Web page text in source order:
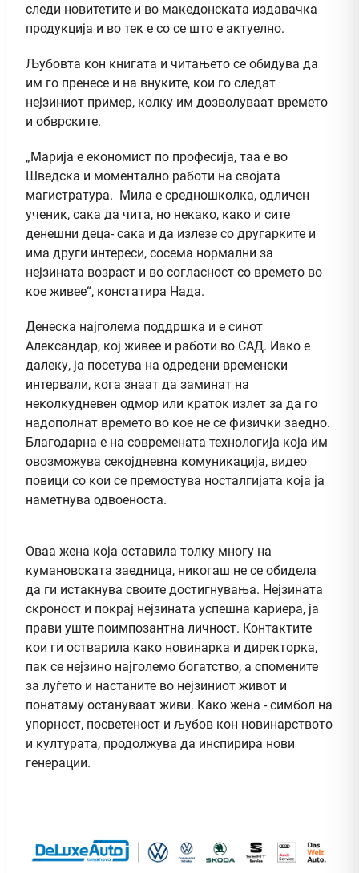
следи новитетите и во македонската издавачка
продукција и во тек е со се што е актуелно.
Љубовта кон книгата и читањето се обидува да
им го пренесе и на внуките, кои го следат
нејзиниот пример, колку им дозволуваат времето
и обврските.
„Марија е економист по професија, таа е во
Шведска и моментално работи на својата
магистратура. Мила е средношколка, одличен
ученик, сака да чита, но некако, како и сите
денешни деца- сака и да излезе со другарките и
има други интереси, сосема нормални за
нејзината возраст и во согласност со времето во
кое живее“, констатира Нада.
Денеска најголема поддршка и е синот
Александар, кој живее и работи во САД. Иако е
далеку, ја посетува на одредени временски
интервали, кога знаат да заминат на
неколкудневен одмор или краток излет за да го
надополнат времето во кое не се физички заедно.
Благодарна е на современата технологија која им
овозможува секојдневна комуникација, видео
повици со кои се премостува носталгијата која ја
наметнува одвоеноста.
Оваа жена која оставила толку многу на
кумановската заедница, никогаш не се обидела
да ги истакнува своите достигнувања. Нејзината
скроност и покрај нејзината успешна кариера, ја
прави уште поимпозантна личност. Контактите
кои ги остварила како новинарка и директорка,
пак се нејзино најголемо богатство, а спомените
за луѓето и настаните во нејзиниот живот и
понатаму остануваат живи. Како жена - симбол на
упорност, посветеност и љубов кон новинарството
и културата, продолжува да инспирира нови
генерации.